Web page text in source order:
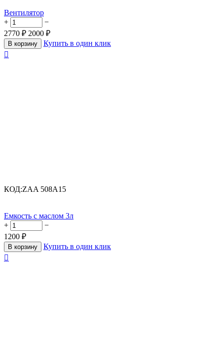
Вентилятор
+
−
2770 ₽ 2000 ₽
В корзину
Купить в один клик

КОД:ZAA 508A15
Емкость с маслом 3л
+
−
1200 ₽
В корзину
Купить в один клик
